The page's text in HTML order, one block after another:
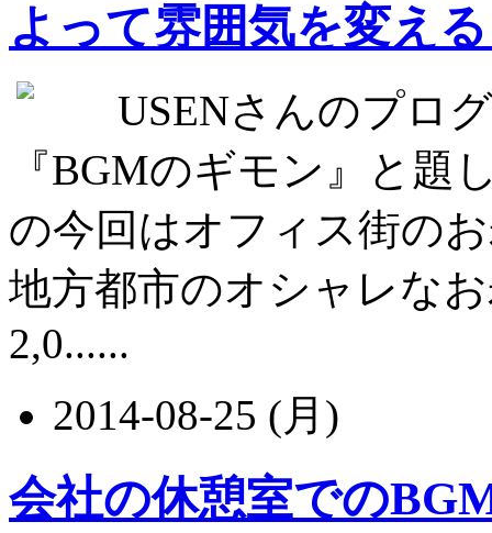
よって雰囲気を変え
USENさんのプロ
『BGMのギモン』と題
の今回はオフィス街の
地方都市のオシャレな
2,0......
2014-08-25 (月)
会社の休憩室での